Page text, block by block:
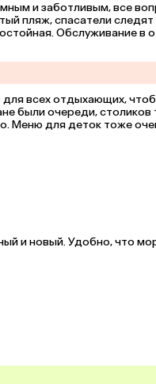
и заботливым, все
пляж, спасатели
Обслуживание в
всех отдыхающих,
были очереди,
Меню для деток тоже
и новый. Удобно, что